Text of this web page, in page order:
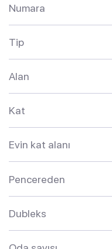
Numara
Tip
Alan
Kat
Evin kat alanı
Pencereden
Dubleks